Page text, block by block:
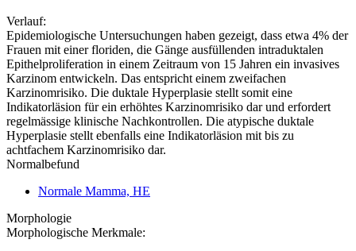
Verlauf:
Epidemiologische Untersuchungen haben gezeigt, dass etwa 4% der
Frauen mit einer floriden, die Gänge ausfüllenden intraduktalen
Epithelproliferation in einem Zeitraum von 15 Jahren ein invasives
Karzinom entwickeln. Das entspricht einem zweifachen
Karzinomrisiko. Die duktale Hyperplasie stellt somit eine
Indikatorläsion für ein erhöhtes Karzinomrisiko dar und erfordert
regelmässige klinische Nachkontrollen. Die atypische duktale
Hyperplasie stellt ebenfalls eine Indikatorläsion mit bis zu
achtfachem Karzinomrisiko dar.
Normalbefund
Normale Mamma, HE
Morphologie
Morphologische Merkmale: